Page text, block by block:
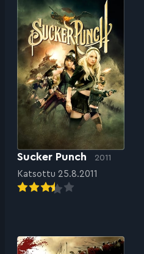
Sucker Punch 2011
Katsottu 25.8.2011